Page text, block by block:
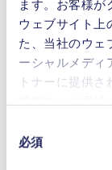
ます。お客様が
ウェブサイト上
た、当社のウェ
ーシャルメディ
トナーに提供
データと組み合
録は、ウェブ
必須
Datasheet FD 1.200
PDF (2 MB) - デ
Operating Manual
PDF (2 MB) - 取扱